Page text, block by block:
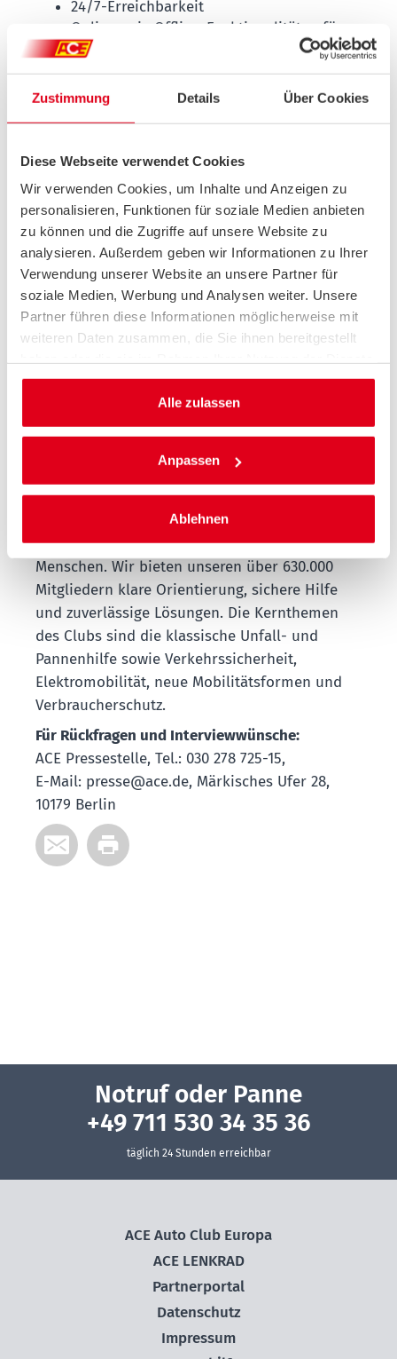
Zustimmung Details Über Cookies
Diese Webseite verwendet Cookies
Wir verwenden Cookies, um Inhalte und Anzeigen zu
personalisieren, Funktionen für soziale Medien anbieten
zu können und die Zugriffe auf unsere Website zu
analysieren. Außerdem geben wir Informationen zu Ihrer
Verwendung unserer Website an unsere Partner für
soziale Medien, Werbung und Analysen weiter. Unsere
Partner führen diese Informationen möglicherweise mit
weiteren Daten zusammen, die Sie ihnen bereitgestellt
gesammelt haben.
Alle zulassen
Anpassen
Ablehnen
24/7-Erreichbarkeit
Online- wie Offline-Funktionalitäten für
alle Anforderungen des vertrieblichen
Arbeitens (somit geeignet z. B. für alle
PoS mit und ohne Internetzugang)
Verschlüsselung zum Schutz der sensiblen
Zusätzlich können die bundesweit aktiven
lokalen ACE-Teams, beispielsweise Promotion-
Agenturen, mittels des neuen Portal-Setups
zukünftig direkt Interessenten aufnehmen. Mit
dem Relaunch seiner zentralen
Partnerplattform geht der ACE konsequent den
nächsten Schritt in der Digitalisierung und
stellt sich als attraktiver Akteur im
Versicherungsvertreter sowie Makler auf.
Über den ACE Auto Club Europa e.V.:
Der ACE Auto Club Europa ist
Mobilitätsbegleiter aller modernen mobilen
Menschen. Wir bieten unseren über 630.000
Mitgliedern klare Orientierung, sichere Hilfe
und zuverlässige Lösungen. Die Kernthemen
des Clubs sind die klassische Unfall- und
Pannenhilfe sowie Verkehrssicherheit,
Elektromobilität, neue Mobilitätsformen und
Verbraucherschutz.
Für Rückfragen und Interviewwünsche:
ACE Pressestelle, Tel.: 030 278 725-15,
E-Mail: presse@ace.de, Märkisches Ufer 28,
10179 Berlin
Notruf oder Panne
+49 711 530 34 35 36
täglich 24 Stunden erreichbar
ACE Auto Club Europa
ACE LENKRAD
Partnerportal
Datenschutz
Impressum